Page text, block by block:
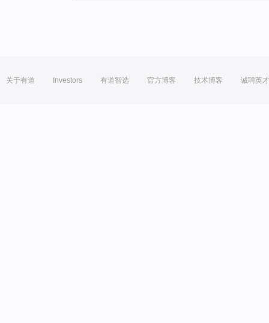
关于有道 Investors 有道智选 官方博客 技术博客 诚聘英才